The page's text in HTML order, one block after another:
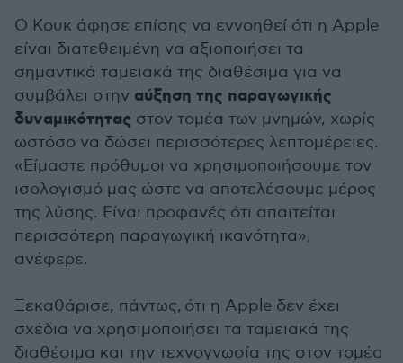
Ο Κουκ άφησε επίσης να εννοηθεί ότι η Apple
είναι διατεθειμένη να αξιοποιήσει τα
σημαντικά ταμειακά της διαθέσιμα για να
συμβάλει στην αύξηση της παραγωγικής
δυναμικότητας στον τομέα των μνημών, χωρίς
ωστόσο να δώσει περισσότερες λεπτομέρειες.
«Είμαστε πρόθυμοι να χρησιμοποιήσουμε τον
ισολογισμό μας ώστε να αποτελέσουμε μέρος
της λύσης. Είναι προφανές ότι απαιτείται
περισσότερη παραγωγική ικανότητα»,
ανέφερε.
Ξεκαθάρισε, πάντως, ότι η Apple δεν έχει
σχέδια να χρησιμοποιήσει τα ταμειακά της
διαθέσιμα και την τεχνογνωσία της στον τομέα